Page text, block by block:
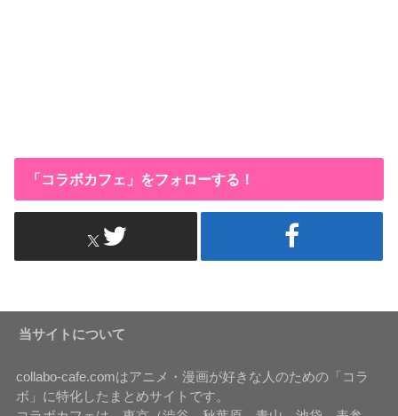
「コラボカフェ」をフォローする！
当サイトについて
collabo-cafe.comはアニメ・漫画が好きな人のための「コラ
ボ」に特化したまとめサイトです。